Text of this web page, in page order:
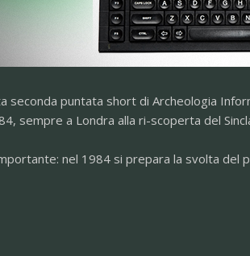
seconda puntata short di Archeologia
sempre a Londra alla ri-scoperta del
nel 1984 si prepara la svolta del